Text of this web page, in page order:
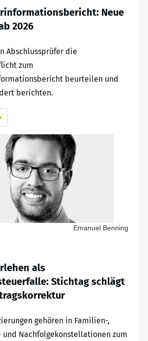
Neue
2026
Abschlussprüfer die
zum
beurteilen und
berichten.
Emanuel Benning
als
Stichtag schlägt
gehören in Familien-,
und Nachfolgekonstellationen zum